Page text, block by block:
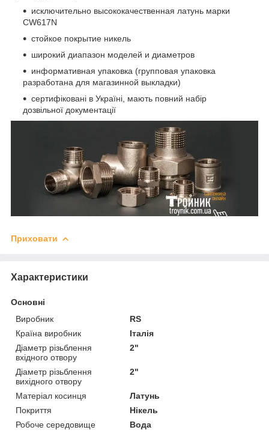
исключительно высококачественная латунь марки
CW617N
стойкое покрытие никель
широкий диапазон моделей и диаметров
информативная упаковка (групповая упаковка
разработана для магазинной выкладки)
сертифіковані в Україні, мають повний набір
дозвільної документації
Приховати
Характеристики
Основні
Виробник
RS
Країна виробник
Італія
Діаметр різьблення
вхідного отвору
2"
Діаметр різьблення
вихідного отвору
2"
Матеріал косинця
Латунь
Покриття
Нікель
Робоче середовище
Вода